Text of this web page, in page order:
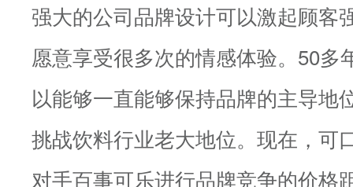
强大的公司品牌设计可以激起顾客
愿意享受很多次的情感体验。50多
以能够一直能够保持品牌的主导地
挑战饮料行业老大地位。现在，可
对手百事可乐进行品牌竞争的价格